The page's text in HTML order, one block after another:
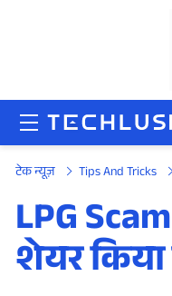
होम
न्यूज़
रिव्यू
टेक न्यूज़ Tips And Tricks
LPG
शेयर